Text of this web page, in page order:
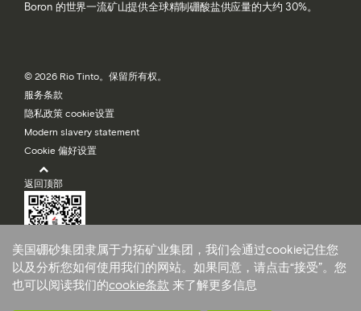
Boron 的世界一流矿山提供全球精制硼酸盐供应量的大约 30%。
© 2026 Rio Tinto。保留所有权。
服务条款
隐私政策 cookie设置
Modern slavery statement
Cookie 偏好设置
返回顶部
美国硼砂集团
美国硼砂集团隶属于力拓矿业集团，我们会通过cookie记住您
以及分析您如何使用我们的网站。如果同意，请点击“接受”。您
也可以阅读我们的cookie条款 来了解更多信息